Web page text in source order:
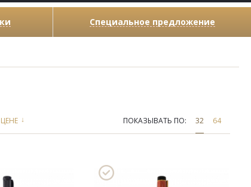
Специальное предложение
ЦЕНЕ ↓ ПОКАЗЫВАТЬ ПО: 32 64